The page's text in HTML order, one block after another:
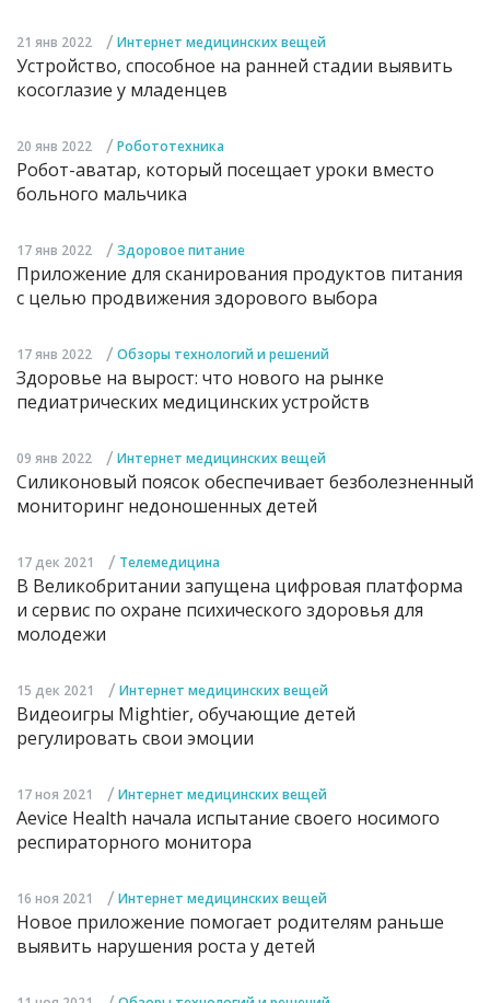
21 янв 2022 / Интернет медицинских вещей
Устройство, способное на ранней стадии выявить
косоглазие у младенцев
20 янв 2022 / Робототехника
Робот-аватар, который посещает уроки вместо
больного мальчика
17 янв 2022 / Здоровое питание
Приложение для сканирования продуктов питания
с целью продвижения здорового выбора
17 янв 2022 / Обзоры технологий и решений
Здоровье на вырост: что нового на рынке
педиатрических медицинских устройств
09 янв 2022 / Интернет медицинских вещей
Силиконовый поясок обеспечивает безболезненный
мониторинг недоношенных детей
17 дек 2021 / Телемедицина
В Великобритании запущена цифровая платформа
и сервис по охране психического здоровья для
молодежи
15 дек 2021 / Интернет медицинских вещей
Видеоигры Mightier, обучающие детей
регулировать свои эмоции
17 ноя 2021 / Интернет медицинских вещей
Aevice Health начала испытание своего носимого
респираторного монитора
16 ноя 2021 / Интернет медицинских вещей
Новое приложение помогает родителям раньше
выявить нарушения роста у детей